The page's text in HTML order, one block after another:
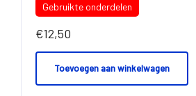
Gebruikte onderdelen
€12,50
Toevoegen aan winkelwagen